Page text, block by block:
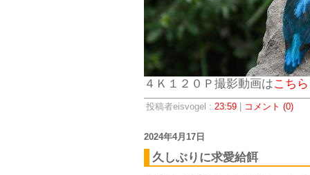
４Ｋ１２０Ｐ撮影動画はこち
投稿者eisvogel : 23:59| コメント (0)
2024年4月17日
久しぶりに求愛給餌